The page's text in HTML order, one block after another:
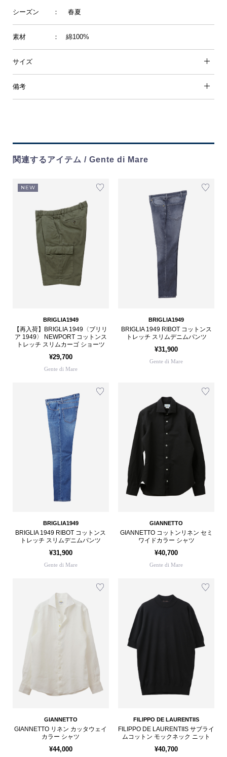
シーズン ： 春夏
素材 ： 綿100%
サイズ
備考
関連するアイテム / Gente di Mare
NEW
BRIGLIA1949
【再入荷】BRIGLIA 1949〈ブリリ
ア 1949〉 NEWPORT コットンス
トレッチ スリムカーゴ ショーツ
¥29,700
Gente di Mare
BRIGLIA1949
BRIGLIA 1949 RIBOT コットンス
トレッチ スリムデニムパンツ
¥31,900
Gente di Mare
BRIGLIA1949
BRIGLIA 1949 RIBOT コットンス
トレッチ スリムデニムパンツ
¥31,900
Gente di Mare
GIANNETTO
GIANNETTO コットンリネン セミ
ワイドカラー シャツ
¥40,700
Gente di Mare
GIANNETTO
GIANNETTO リネン カッタウェイ
カラー シャツ
¥44,000
FILIPPO DE LAURENTIIS
FILIPPO DE LAURENTIIS サブライ
ムコットン モックネック ニット
¥40,700